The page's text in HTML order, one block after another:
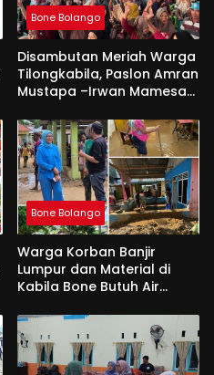
Bone Bolango
Disambutan Meriah Warga
Tilongkabila, Paslon Amran
Mustapa –Irwan Mamesah
Bone Bolango
Warga Korban Banjir
Lumpur dan Material di
Kabila Bone Butuh Air